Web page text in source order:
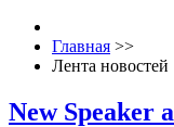
Главная >>
Лента новостей
New Speaker